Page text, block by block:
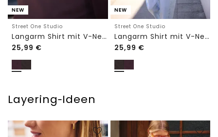
NEW
Street One Studio
Langarm Shirt mit V-Neck und Spitze
25,99 €
NEW
Street One Studio
Langarm Shirt mit V-Neck und Spitze
25,99 €
Layering‑Ideen